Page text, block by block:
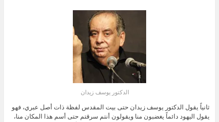
الدكتور يوسف زيدان
ثانياً يقول الدكتور يوسف زيدان حتى بيت المقدس لفظة ذات أصل عبري، فهو
يقول اليهود دائماً يغضبون منا ويقولون أنتم سرقتم حتى أسم هذا المكان منا،